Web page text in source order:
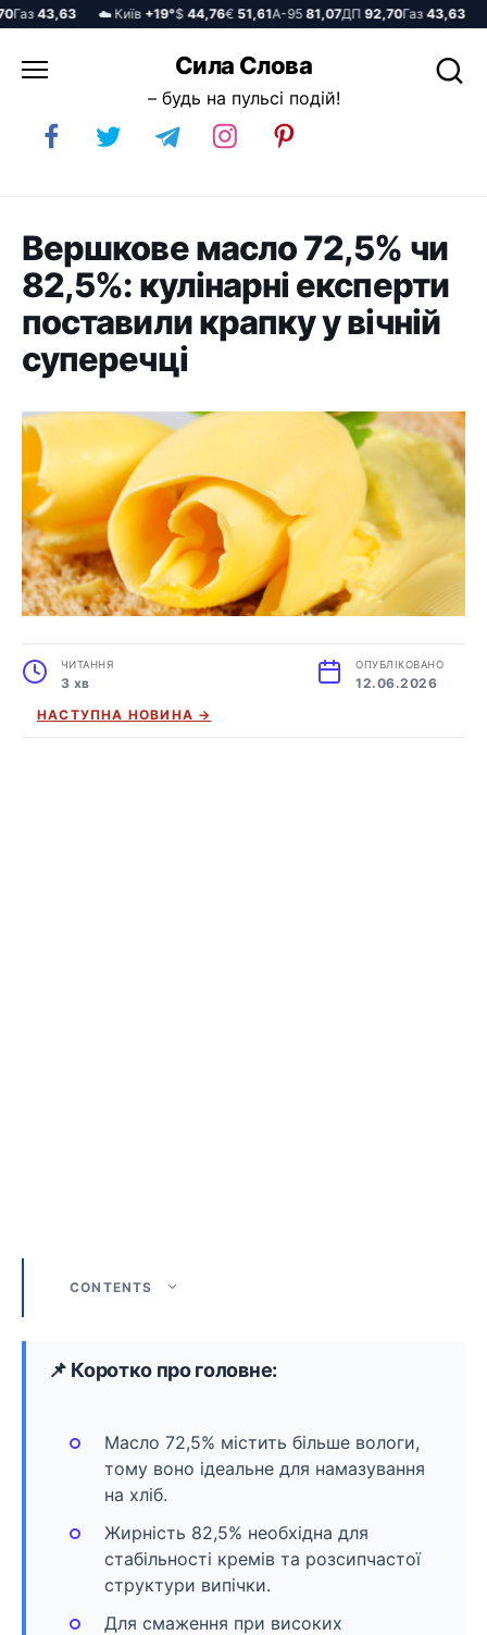
43,63 ☁️ Київ+19°$44,76€51,61А-9581,07ДП92,70Газ43,63 ☁️
до
Сила Слова
– будь на пульсі подій!
Вершкове масло 72,5% чи
82,5%: кулінарні експерти
поставили крапку у вічній
суперечці
ЧИТАННЯ
3 хв
ОПУБЛІКОВАНО
12.06.2026
НАСТУПНА НОВИНА →
CONTENTS
📌 Коротко про головне:
Масло 72,5% містить більше вологи,
тому воно ідеальне для намазування
на хліб.
Жирність 82,5% необхідна для
стабільності кремів та розсипчастої
структури випічки.
Для смаження при високих